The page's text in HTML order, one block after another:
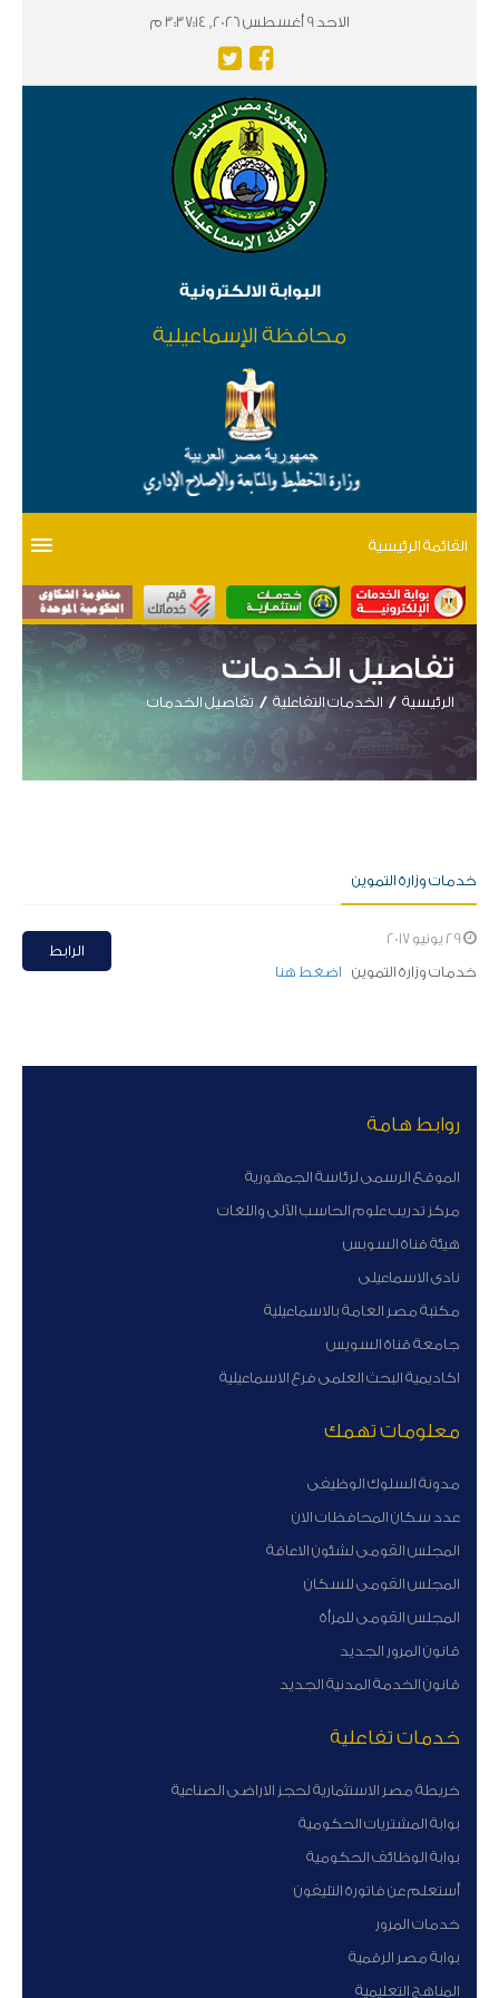
الاحد 9 أغسطس 2026, 3:37:14 م
البوابة الالكترونية
محافظة الإسماعيلية
القائمة الرئيسية
تفاصيل الخدمات
الرئيسية الخدمات التفاعلية تفاصيل الخدمات
خدمات وزارة التموين
​خدمات وزارة التموين اضغط هنا
الرابط
روابط هامة
الموقع الرسمى لرئاسة الجمهورية
مركز تدريب علوم الحاسب الآلى واللغات
هيئة قناة السوبس
نادى الاسماعيلى
مكتبة مصر العامة بالاسماعيلية
جامعة قناة السويس
اكاديمية البحث العلمى فرع الاسماعيلية
معلومات تهمك
مدونة السلوك الوظيفى
عدد سكان المحافظات الان
المجلس القومى لشئون الاعاقة
المجلس القومى للسكان
المجلس القومى للمرأة
قانون المرور الجديد
قانون الخدمة المدنية الجديد
خدمات تفاعلية
خريطة مصر الاستثمارية لحجز الاراضى الصناعية
بوابة المشتريات الحكومية
بوابة الوظائف الحكومية
أستعلم عن فاتورة التليفون
خدمات المرور
بوابة مصر الرقمية
المناهج التعليمية